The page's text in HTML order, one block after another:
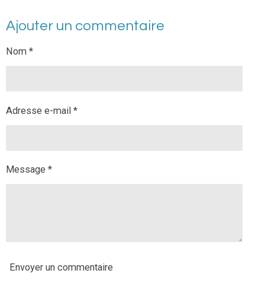
t
a
e
t
a
t
a
t
a
Ajouter un commentaire
Nom *
Adresse e-mail *
Message *
Envoyer un commentaire